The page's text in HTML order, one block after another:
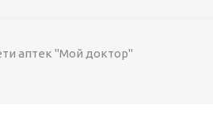
аптек "Мой доктор"